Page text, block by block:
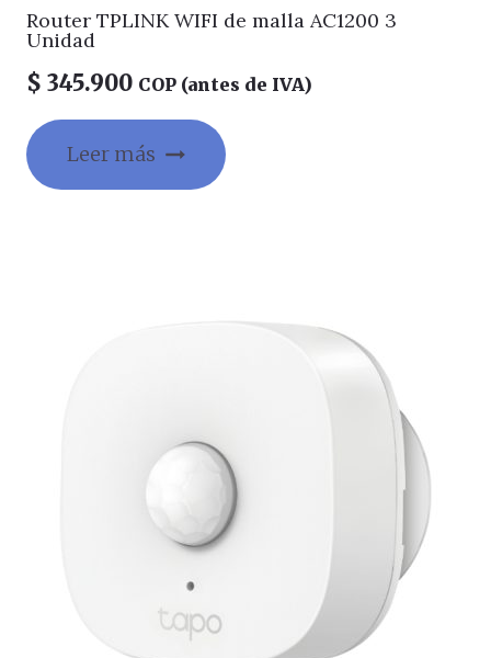
Router TPLINK WIFI de malla AC1200 3
Unidad
$ 345.900 COP (antes de IVA)
Leer más